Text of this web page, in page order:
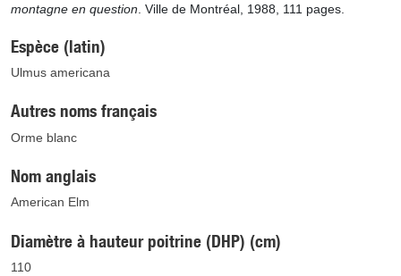
montagne en question . Ville de Montréal, 1988, 111 pages.
Espèce (latin)
Ulmus americana
Autres noms français
Orme blanc
Nom anglais
American Elm
Diamètre à hauteur poitrine (DHP) (cm)
110